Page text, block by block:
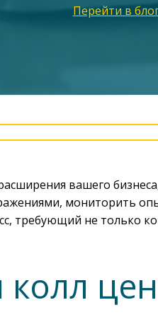
Перейти в
вашего
мониторить
требующий не только